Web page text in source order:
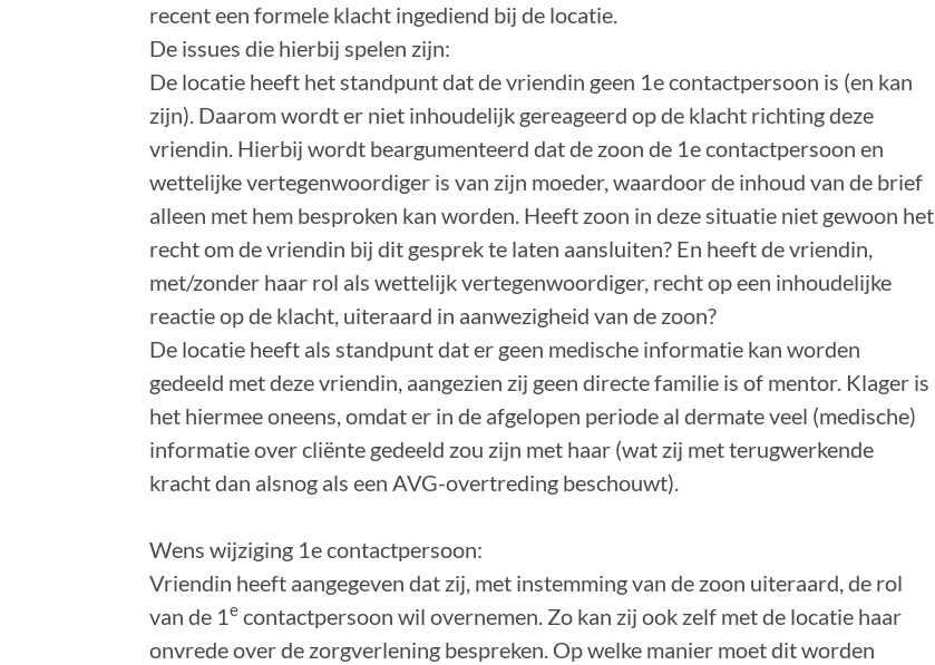
recent een formele klacht ingediend bij de locatie.
De issues die hierbij spelen zijn:
De locatie heeft het standpunt dat de vriendin geen 1e contactpersoon is (en kan
zijn). Daarom wordt er niet inhoudelijk gereageerd op de klacht richting deze
vriendin. Hierbij wordt beargumenteerd dat de zoon de 1e contactpersoon en
wettelijke vertegenwoordiger is van zijn moeder, waardoor de inhoud van de brief
alleen met hem besproken kan worden. Heeft zoon in deze situatie niet gewoon het
recht om de vriendin bij dit gesprek te laten aansluiten? En heeft de vriendin,
met/zonder haar rol als wettelijk vertegenwoordiger, recht op een inhoudelijke
reactie op de klacht, uiteraard in aanwezigheid van de zoon?
De locatie heeft als standpunt dat er geen medische informatie kan worden
gedeeld met deze vriendin, aangezien zij geen directe familie is of mentor. Klager is
het hiermee oneens, omdat er in de afgelopen periode al dermate veel (medische)
informatie over cliënte gedeeld zou zijn met haar (wat zij met terugwerkende
kracht dan alsnog als een AVG-overtreding beschouwt).
Wens wijziging 1e contactpersoon:
Vriendin heeft aangegeven dat zij, met instemming van de zoon uiteraard, de rol
van de 1e contactpersoon wil overnemen. Zo kan zij ook zelf met de locatie haar
onvrede over de zorgverlening bespreken. Op welke manier moet dit worden